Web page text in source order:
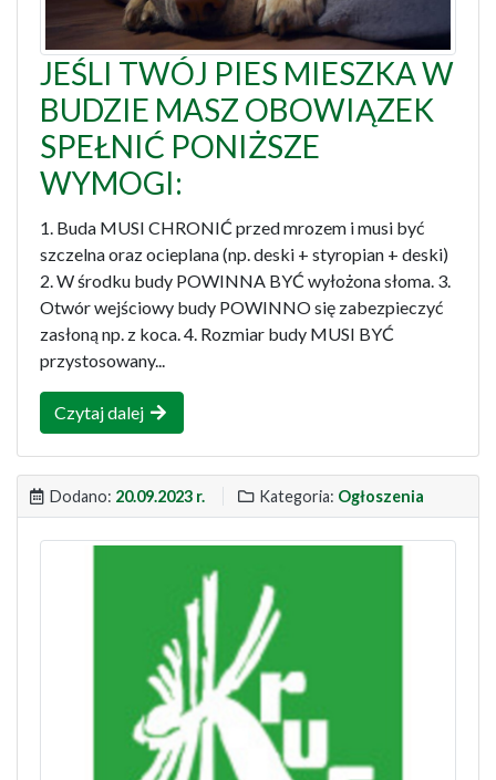
JEŚLI TWÓJ PIES MIESZKA W
BUDZIE MASZ OBOWIĄZEK
SPEŁNIĆ PONIŻSZE
WYMOGI:
1. Buda MUSI CHRONIĆ przed mrozem i musi być
szczelna oraz ocieplana (np. deski + styropian + deski)
2. W środku budy POWINNA BYĆ wyłożona słoma. 3.
Otwór wejściowy budy POWINNO się zabezpieczyć
zasłoną np. z koca. 4. Rozmiar budy MUSI BYĆ
przystosowany...
Czytaj dalej
Dodano: 20.09.2023 r. Kategoria: Ogłoszenia